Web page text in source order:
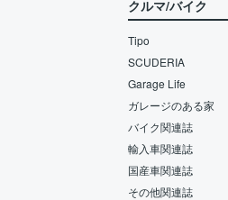
クルマ/バイク
Tipo
SCUDERIA
Garage Life
ガレージのある家
バイク関連誌
輸入車関連誌
国産車関連誌
その他関連誌